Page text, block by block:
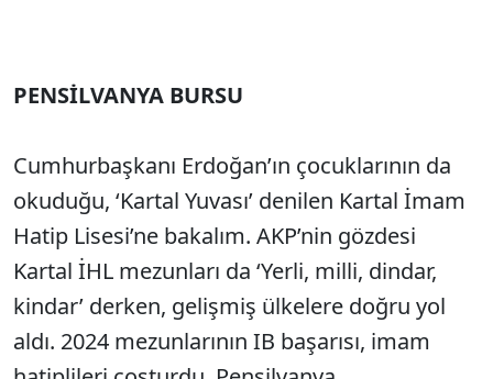
PENSİLVANYA BURSU
Cumhurbaşkanı Erdoğan’ın çocuklarının da
okuduğu, ‘Kartal Yuvası’ denilen Kartal İmam
Hatip Lisesi’ne bakalım. AKP’nin gözdesi
Kartal İHL mezunları da ‘Yerli, milli, dindar,
kindar’ derken, gelişmiş ülkelere doğru yol
aldı. 2024 mezunlarının IB başarısı, imam